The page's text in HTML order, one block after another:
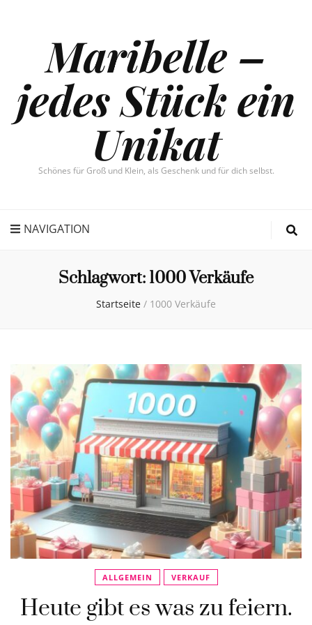
Maribelle –
jedes Stück ein
Unikat
Schönes für Groß und Klein, als Geschenk und für dich selbst.
NAVIGATION
Schlagwort: 1000 Verkäufe
Startseite / 1000 Verkäufe
ALLGEMEIN VERKAUF
Heute gibt es was zu feiern.